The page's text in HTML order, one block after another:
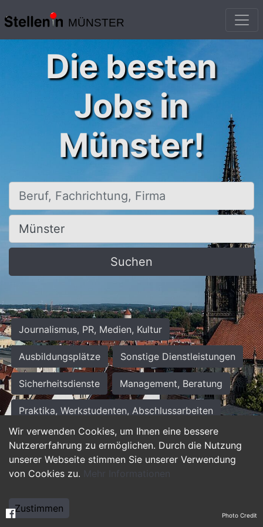
MÜNSTER
Wir verwenden Cookies, um Ihnen eine bessere
Nutzererfahrung zu ermöglichen. Durch die Nutzung
unserer Webseite stimmen Sie unserer Verwendung
von Cookies zu. Mehr Informationen
Zustimmen
Die besten
Jobs in
Münster!
Beruf, Fachrichtung, Firma
Ort, Stadt
Suchen
Journalismus, PR, Medien, Kultur
Ausbildungsplätze Sonstige Dienstleistungen
Sicherheitsdienste Management, Beratung
Praktika, Werkstudenten, Abschlussarbeiten
Personalwesen Assistenz, Sekretariat
Hilfskräfte, Aushilfs- und Nebenjobs
Weiterbildung, Studium, duale Ausbildung Photo Credit